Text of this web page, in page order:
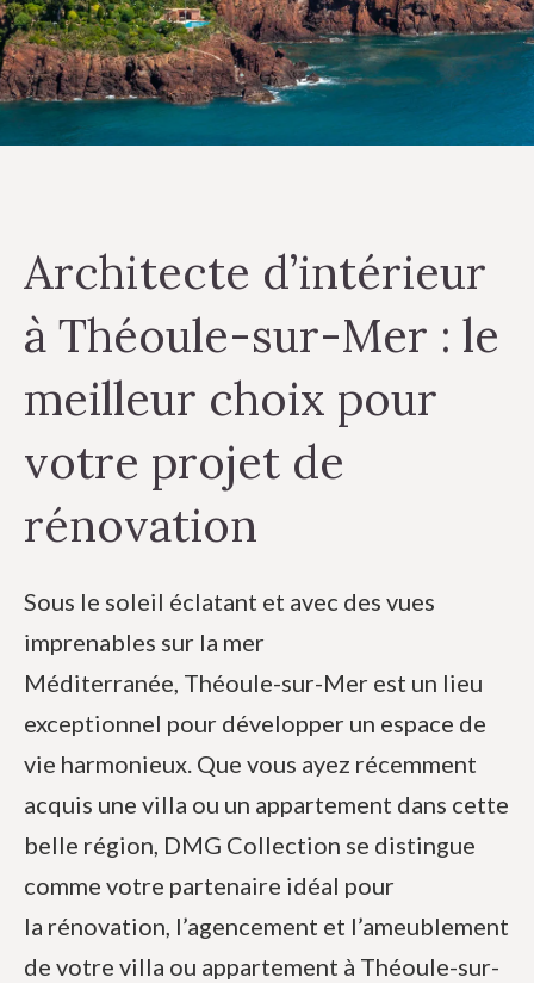
Architecte d’intérieur
à Théoule-sur-Mer : le
meilleur choix pour
votre projet de
rénovation
Sous le soleil éclatant et avec des vues
imprenables sur la mer
Méditerranée, Théoule-sur-Mer est un lieu
exceptionnel pour développer un espace de
vie harmonieux. Que vous ayez récemment
acquis une villa ou un appartement dans cette
belle région, DMG Collection se distingue
comme votre partenaire idéal pour
la rénovation, l’agencement et l’ameublement
de votre villa ou appartement à Théoule-sur-